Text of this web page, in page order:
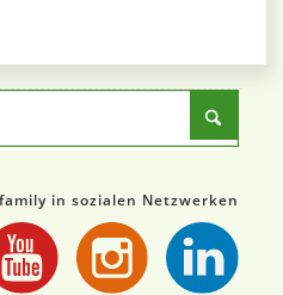
in sozialen Netzwerken